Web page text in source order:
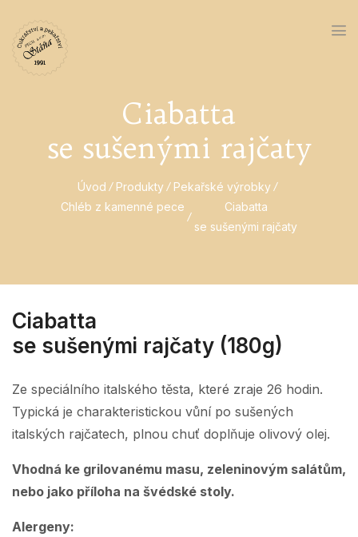
Ciabatta
se sušenými rajčaty
Úvod Produkty
Pekařské výrobky
Chléb z kamenné pece
Ciabatta
se sušenými rajčaty
Ciabatta
se sušenými rajčaty (180g)
Ze speciálního italského těsta, které zraje 26 hodin.
Typická je charakteristickou vůní po sušených
italských rajčatech, plnou chuť doplňuje olivový olej.
Vhodná ke grilovanému masu, zeleninovým salátům,
nebo jako příloha na švédské stoly.
Alergeny: